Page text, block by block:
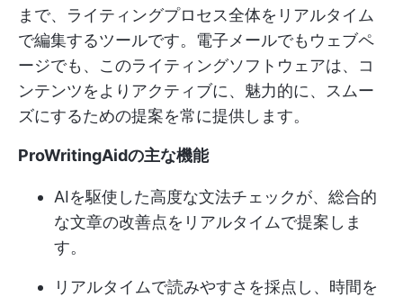
まで、ライティングプロセス全体をリアルタイム
で編集するツールです。電子メールでもウェブペ
ージでも、このライティングソフトウェアは、コ
ンテンツをよりアクティブに、魅力的に、スムー
ズにするための提案を常に提供します。
ProWritingAidの主な機能
AIを駆使した高度な文法チェックが、総合的
な文章の改善点をリアルタイムで提案しま
す。
リアルタイムで読みやすさを採点し、時間を